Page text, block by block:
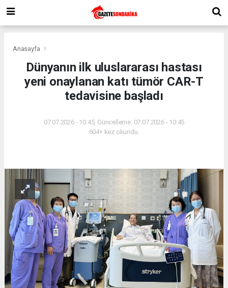
Anasayfa
Dünyanın ilk uluslararası hastası
yeni onaylanan katı tümör CAR-T
tedavisine başladı
07.07.2026 - 10:45, Güncelleme: 07.07.2026 - 10:45
604+ kez okundu.